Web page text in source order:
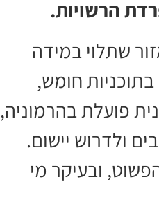
הרשויות.
שתלוי במידה
חומש,
פועלת בהרמוניה,
ולדרוש יישום.
ובעיקר מי